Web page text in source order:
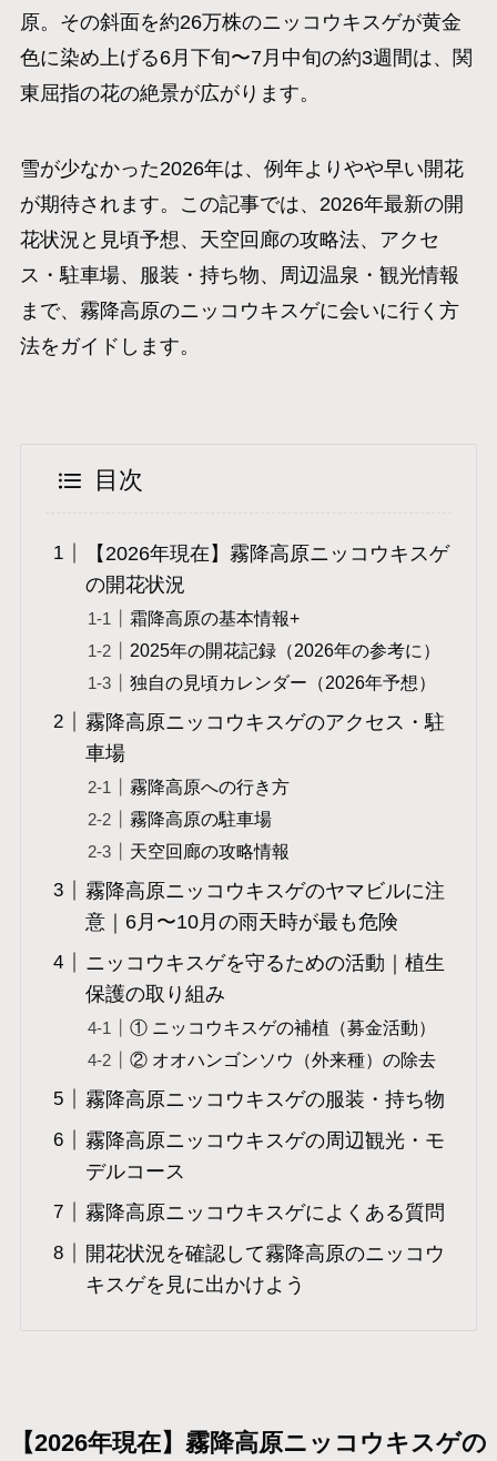
原。その斜面を約26万株のニッコウキスゲが黄金
色に染め上げる6月下旬〜7月中旬の約3週間は、関
東屈指の花の絶景が広がります。
雪が少なかった2026年は、例年よりやや早い開花
が期待されます。この記事では、2026年最新の開
花状況と見頃予想、天空回廊の攻略法、アクセ
ス・駐車場、服装・持ち物、周辺温泉・観光情報
まで、霧降高原のニッコウキスゲに会いに行く方
法をガイドします。
目次
【2026年現在】霧降高原ニッコウキスゲ
の開花状況
霜降高原の基本情報+
2025年の開花記録（2026年の参考に）
独自の見頃カレンダー（2026年予想）
霧降高原ニッコウキスゲのアクセス・駐
車場
霧降高原への行き方
霧降高原の駐車場
天空回廊の攻略情報
霧降高原ニッコウキスゲのヤマビルに注
意｜6月〜10月の雨天時が最も危険
ニッコウキスゲを守るための活動｜植生
保護の取り組み
① ニッコウキスゲの補植（募金活動）
② オオハンゴンソウ（外来種）の除去
霧降高原ニッコウキスゲの服装・持ち物
霧降高原ニッコウキスゲの周辺観光・モ
デルコース
霧降高原ニッコウキスゲによくある質問
開花状況を確認して霧降高原のニッコウ
キスゲを見に出かけよう
【2026年現在】霧降高原ニッコウキスゲの